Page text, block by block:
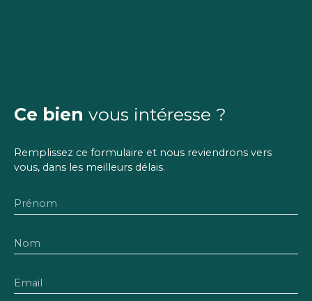
Ce bien vous intéresse ?
Remplissez ce formulaire et nous reviendrons vers
vous, dans les meilleurs délais.
Prénom
Nom
Email